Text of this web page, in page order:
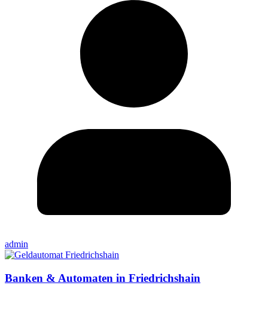
admin
Banken & Automaten in Friedrichshain